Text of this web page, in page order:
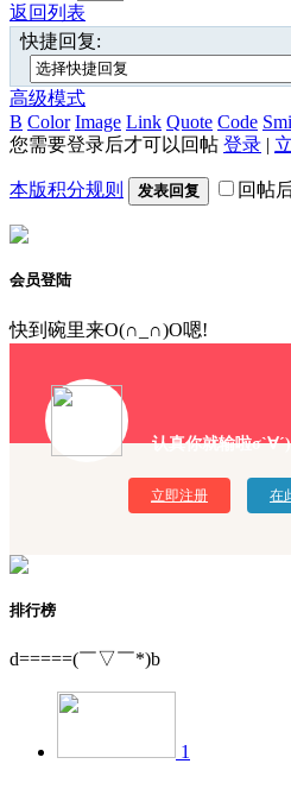
返回列表
快捷回复:
高级模式
B Color Image Link Quote Code
您需要登录后才可以回帖 登录 |
本版积分规则 发表回复 回帖
会员登陆
快到碗里来O(∩_∩)O嗯!
认真你就输啦
立即注册 在
排行榜
d=====(￣▽￣*)b
1